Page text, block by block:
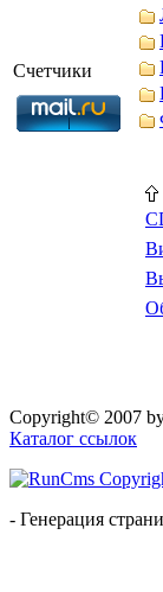
Счетчики
Copyright© 2007
Каталог ссылок
- Генерация